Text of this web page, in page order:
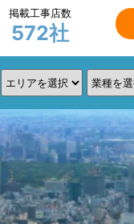
掲載工事店数
572社